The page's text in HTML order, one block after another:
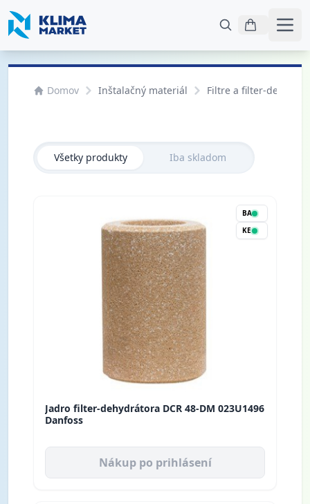
Domov Inštalačný materiál Filtre a filter-
Všetky produkty Iba skladom
BA
KE
Jadro filter-dehydrátora DCR 48-DM 023U1496
Danfoss
Nákup po prihlásení